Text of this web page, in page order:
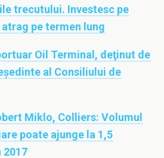
trecutului. Investesc pe
pe termen lung
Oil Terminal, deţinut de
al Consiliului de
Miklo, Colliers: Volumul
poate ajunge la 1,5
2017